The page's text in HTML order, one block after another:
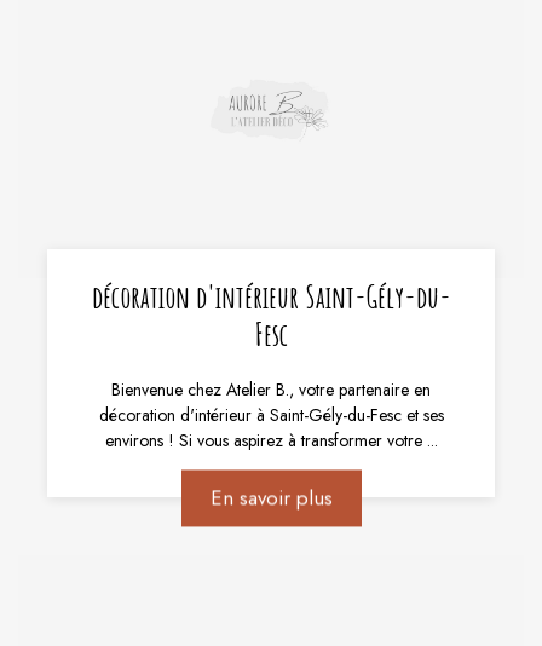
décoration d'intérieur Saint-Gély-du-
Fesc
Bienvenue chez Atelier B., votre partenaire en
décoration d'intérieur à Saint-Gély-du-Fesc et ses
environs ! Si vous aspirez à transformer votre ...
En savoir plus